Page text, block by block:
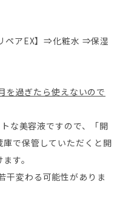
ペアEX】⇒化粧水 ⇒保湿
を過ぎたら使えないので
な美容液ですので、「開
で保管していただくと開
す。
干変わる可能性がありま